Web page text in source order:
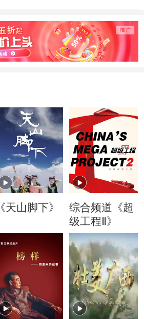
——徐立平
《天山脚下》
综合频道《超
级工程Ⅱ》